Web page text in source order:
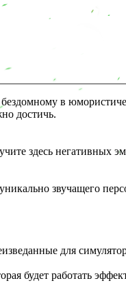
в
достичь.
здесь негативных
звучащего
для
будет работать